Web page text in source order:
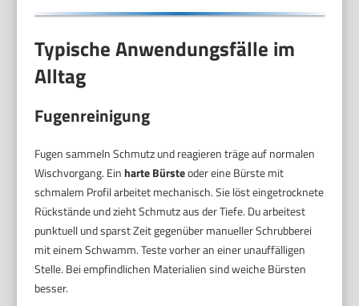
Typische Anwendungsfälle im
Alltag
Fugenreinigung
Fugen sammeln Schmutz und reagieren träge auf normalen
Wischvorgang. Einharte Bürsteoder eine Bürste mit
schmalem Profil arbeitet mechanisch. Sie löst eingetrocknete
Rückstände und zieht Schmutz aus der Tiefe. Du arbeitest
punktuell und sparst Zeit gegenüber manueller Schrubberei
mit einem Schwamm. Teste vorher an einer unauffälligen
Stelle. Bei empfindlichen Materialien sind weiche Bürsten
besser.